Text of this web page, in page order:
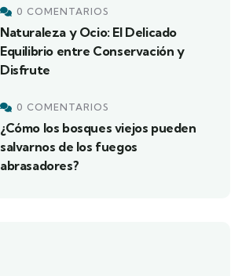
0 COMENTARIOS
Naturaleza y Ocio: El Delicado
Equilibrio entre Conservación y
Disfrute
0 COMENTARIOS
¿Cómo los bosques viejos pueden
salvarnos de los fuegos
abrasadores?